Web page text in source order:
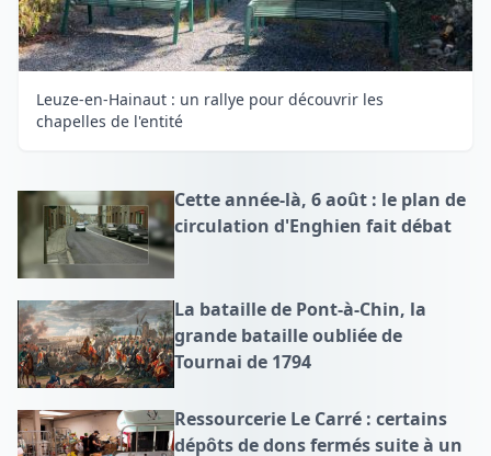
Leuze-en-Hainaut : un rallye pour découvrir les
chapelles de l'entité
Cette année-là, 6 août : le plan de
circulation d'Enghien fait débat
La bataille de Pont-à-Chin, la
grande bataille oubliée de
Tournai de 1794
Ressourcerie Le Carré : certains
dépôts de dons fermés suite à un